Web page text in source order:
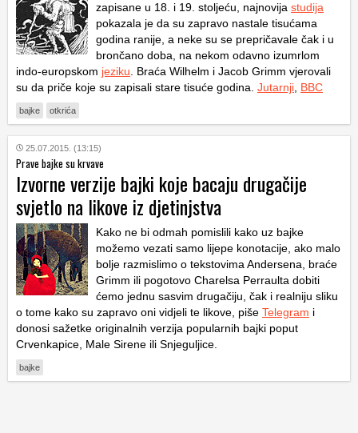
zapisane u 18. i 19. stoljeću, najnovija studija
pokazala je da su zapravo nastale tisućama
godina ranije, a neke su se prepričavale čak i u
brončano doba, na nekom odavno izumrlom
indo-europskom jeziku . Braća Wilhelm i Jacob Grimm vjerovali
su da priče koje su zapisali stare tisuće godina. Jutarnji BBC
bajke otkrića
25.07.2015. (13:15)
Prave bajke su krvave
Izvorne verzije bajki koje bacaju drugačije
svjetlo na likove iz djetinjstva
Kako ne bi odmah pomislili kako uz bajke
možemo vezati samo lijepe konotacije, ako malo
bolje razmislimo o tekstovima Andersena, braće
Grimm ili pogotovo Charelsa Perraulta dobiti
ćemo jednu sasvim drugačiju, čak i realniju sliku
o tome kako su zapravo oni vidjeli te likove, piše Telegram i
donosi sažetke originalnih verzija popularnih bajki poput
Crvenkapice, Male Sirene ili Snjeguljice.
bajke